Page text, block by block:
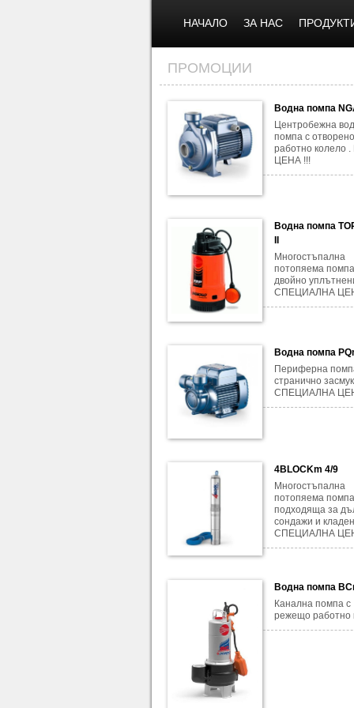
НАЧАЛО ЗА НАС
ПРОМОЦИИ
Водна помпа
Центробежна
помпа с отворено
работно колело
ЦЕНА !!!
Водна помпа
II
Многостъпална
потопяема
двойно
СПЕЦИАЛНА
Водна помпа
Периферна
странично
СПЕЦИАЛНА
4BLOCKm 4/9
Многостъпална
потопяема помпа ,
подходяща за
сондажи и
СПЕЦИАЛНА
Водна помпа
Канална помпа с
режещо работно